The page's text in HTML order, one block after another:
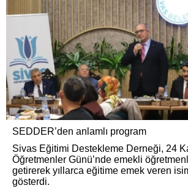
SEDDER’den anlamlı program
Sivas Eğitimi Destekleme Derneği, 24
Öğretmenler Günü’nde emekli
getirerek yıllarca eğitime emek veren
gösterdi.